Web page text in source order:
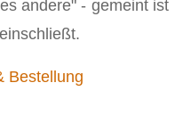
andere" - gemeint ist
Bestellung